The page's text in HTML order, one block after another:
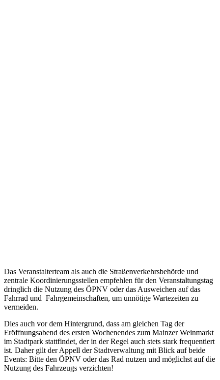
Das Veranstalterteam als auch die Straßenverkehrsbehörde und
zentrale Koordinierungsstellen empfehlen für den Veranstaltungstag
dringlich die Nutzung des ÖPNV oder das Ausweichen auf das
Fahrrad und Fahrgemeinschaften, um unnötige Wartezeiten zu
vermeiden.
Dies auch vor dem Hintergrund, dass am gleichen Tag der
Eröffnungsabend des ersten Wochenendes zum Mainzer Weinmarkt
im Stadtpark stattfindet, der in der Regel auch stets stark frequentiert
ist. Daher gilt der Appell der Stadtverwaltung mit Blick auf beide
Events: Bitte den ÖPNV oder das Rad nutzen und möglichst auf die
Nutzung des Fahrzeugs verzichten!